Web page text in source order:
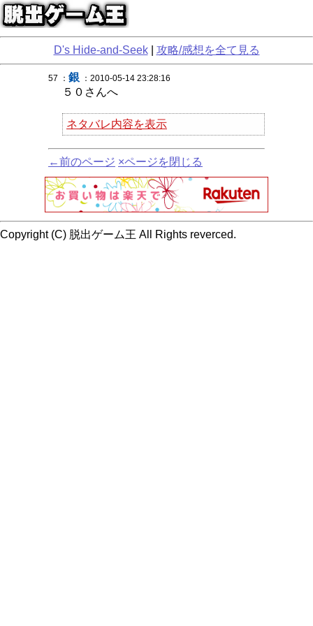
D's Hide-and-Seek| 攻略/感想を全て見る
57 ： 銀 ：2010-05-14 23:28:16
５０さんへ
ネタバレ内容を表示
←前のページ ×ページを閉じる
Copyright (C) 脱出ゲーム王 All Rights reverced.